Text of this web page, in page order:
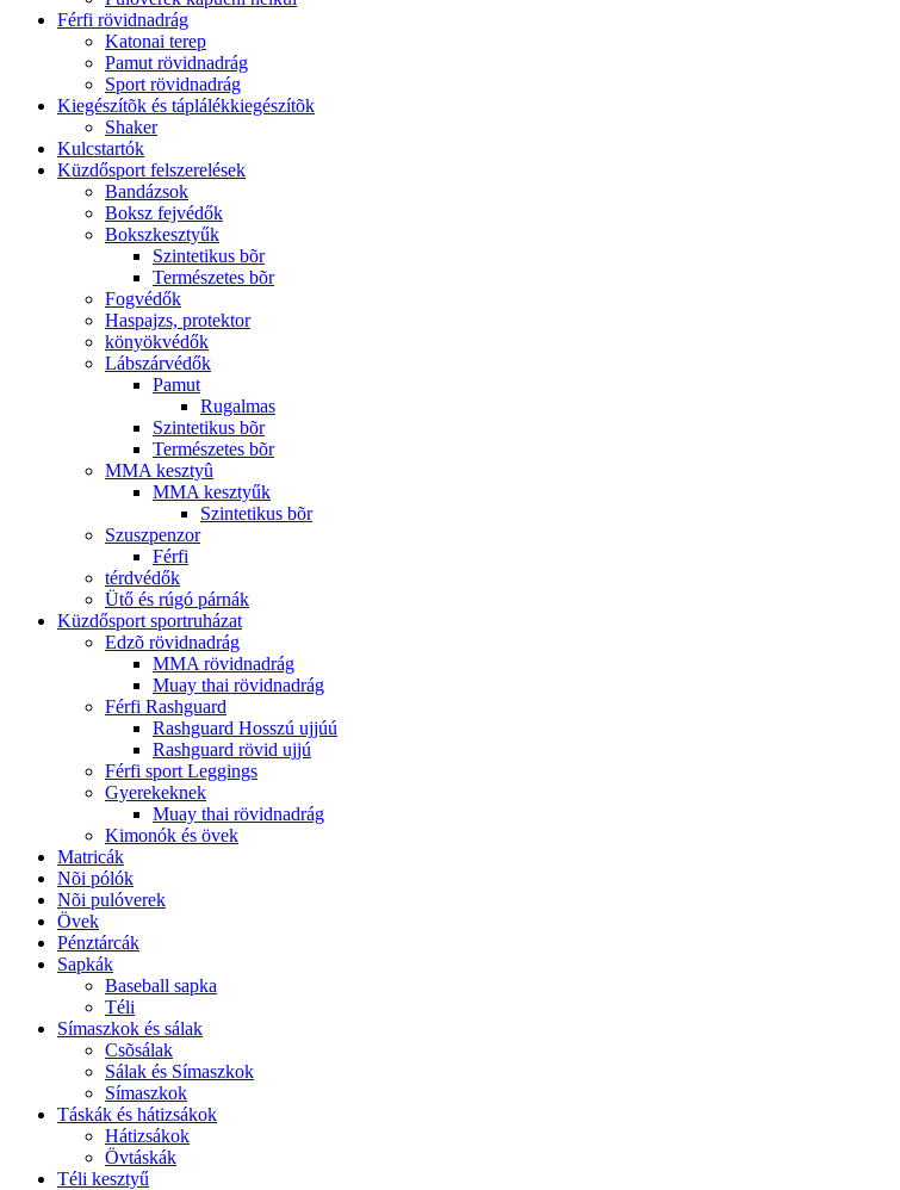
Férfi rövidnadrág
Katonai terep
Pamut rövidnadrág
Sport rövidnadrág
Kiegészítõk és táplálékkiegészítõk
Shaker
Kulcstartók
Küzdősport felszerelések
Bandázsok
Boksz fejvédők
Bokszkesztyűk
Szintetikus bõr
Természetes bõr
Fogvédők
Haspajzs, protektor
könyökvédők
Lábszárvédők
Pamut
Rugalmas
Szintetikus bõr
Természetes bõr
MMA kesztyû
MMA kesztyűk
Szintetikus bõr
Szuszpenzor
Férfi
térdvédők
Ütő és rúgó párnák
Küzdősport sportruházat
Edzõ rövidnadrág
MMA rövidnadrág
Muay thai rövidnadrág
Férfi Rashguard
Rashguard Hosszú ujjúú
Rashguard rövid ujjú
Férfi sport Leggings
Gyerekeknek
Muay thai rövidnadrág
Kimonók és övek
Matricák
Nõi pólók
Nõi pulóverek
Övek
Pénztárcák
Sapkák
Baseball sapka
Téli
Símaszkok és sálak
Csõsálak
Sálak és Símaszkok
Símaszkok
Táskák és hátizsákok
Hátizsákok
Övtáskák
Téli kesztyű